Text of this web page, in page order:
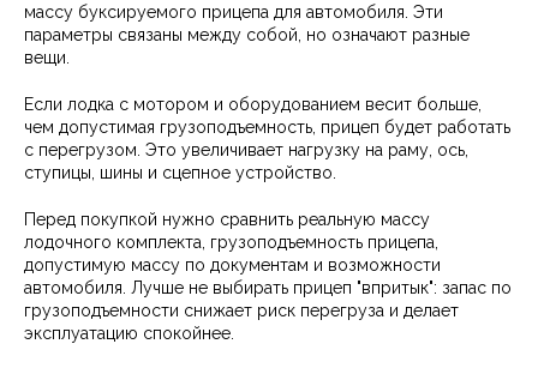
массу буксируемого прицепа для автомобиля. Эти
параметры связаны между собой, но означают разные
вещи.
Если лодка с мотором и оборудованием весит больше,
чем допустимая грузоподъемность, прицеп будет работать
с перегрузом. Это увеличивает нагрузку на раму, ось,
ступицы, шины и сцепное устройство.
Перед покупкой нужно сравнить реальную массу
лодочного комплекта, грузоподъемность прицепа,
допустимую массу по документам и возможности
автомобиля. Лучше не выбирать прицеп "впритык": запас по
грузоподъемности снижает риск перегруза и делает
эксплуатацию спокойнее.